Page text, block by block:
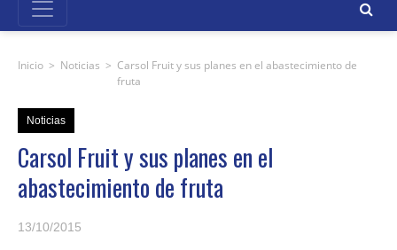
Inicio > Noticias > Carsol Fruit y sus planes en el abastecimiento de
fruta
Noticias
Carsol Fruit y sus planes en el
abastecimiento de fruta
13/10/2015